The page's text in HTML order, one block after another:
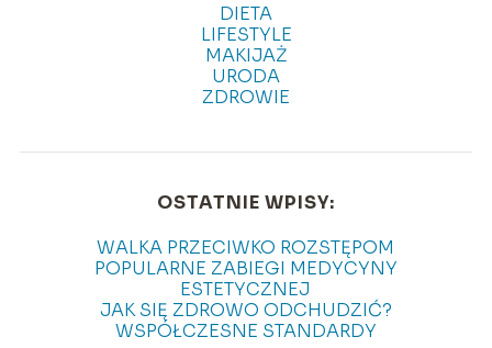
DIETA
LIFESTYLE
MAKIJAŻ
URODA
ZDROWIE
OSTATNIE WPISY:
WALKA PRZECIWKO ROZSTĘPOM
POPULARNE ZABIEGI MEDYCYNY
ESTETYCZNEJ
JAK SIĘ ZDROWO ODCHUDZIĆ?
WSPÓŁCZESNE STANDARDY